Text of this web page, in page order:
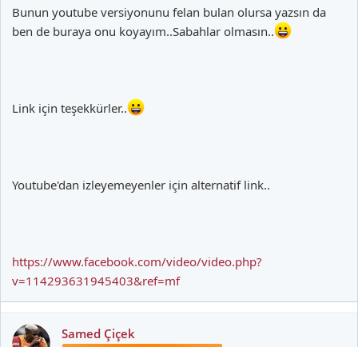
Bunun youtube versiyonunu felan bulan olursa yazsın da
ben de buraya onu koyayım..Sabahlar olmasın..
Link için teşekkürler..
Youtube'dan izleyemeyenler için alternatif link..
https://www.facebook.com/video/video.php?
v=114293631945403&ref=mf
Samed Çiçek